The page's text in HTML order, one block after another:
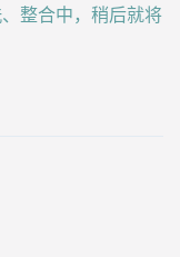
整合中，稍后就将